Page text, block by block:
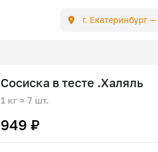
г. Екатеринбург —
Сосиска в тесте .Халяль
1 кг ≈ 7 шт.
949 ₽